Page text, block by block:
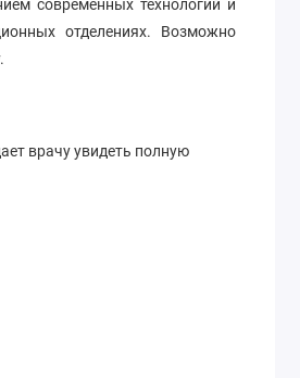
современных технологий и
отделениях. Возможно
врачу увидеть полную